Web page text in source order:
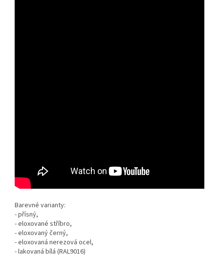
Barevné varianty:
- přísný,
- eloxované stříbro,
- eloxovaný černý,
- eloxovaná nerezová ocel,
- lakovaná bílá (RAL9016)